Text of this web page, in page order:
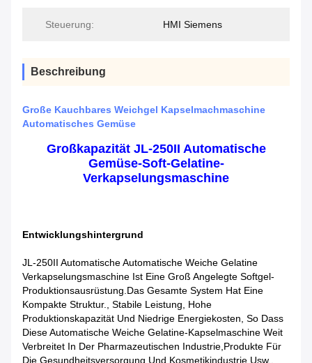
Steuerung: HMI Siemens
Beschreibung
Große Kauchbares Weichgel Kapselmachmaschine
Automatisches Gemüse
Großkapazität JL-250II Automatische
Gemüse-Soft-Gelatine-
Verkapselungsmaschine
Entwicklungshintergrund
JL-250II Automatische Automatische Weiche Gelatine
Verkapselungsmaschine Ist Eine Groß Angelegte Softgel-
Produktionsausrüstung.Das Gesamte System Hat Eine
Kompakte Struktur., Stabile Leistung, Hohe
Produktionskapazität Und Niedrige Energiekosten, So Dass
Diese Automatische Weiche Gelatine-Kapselmaschine Weit
Verbreitet In Der Pharmazeutischen Industrie,Produkte Für
Die Gesundheitsversorgung Und Kosmetikindustrie Usw.,